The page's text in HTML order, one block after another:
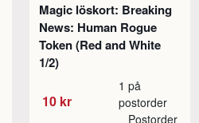
Magic löskort: Breaking
News: Human Rogue
Token (Red and White
1/2)
10 kr
1 på
postorder
Postorder